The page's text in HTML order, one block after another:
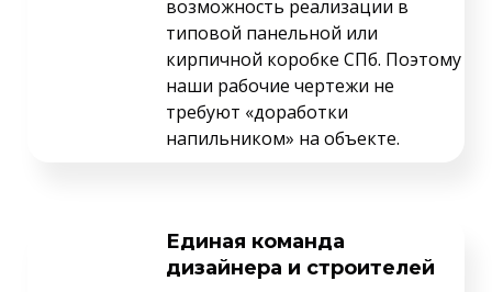
возможность реализации в
типовой панельной или
кирпичной коробке СПб. Поэтому
наши рабочие чертежи не
требуют «доработки
напильником» на объекте.
Единая команда
дизайнера и строителей